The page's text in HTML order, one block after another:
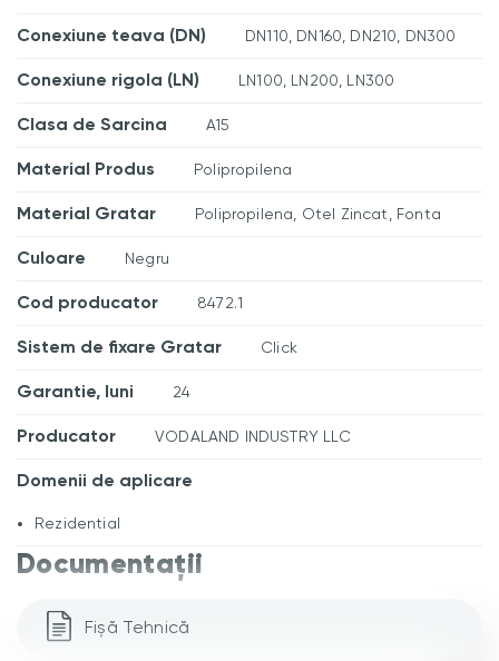
Conexiune teava (DN) DN110, DN160, DN210, DN300
Conexiune rigola (LN) LN100, LN200, LN300
Clasa de Sarcina A15
Material Produs Polipropilena
Material Gratar Polipropilena, Otel Zincat, Fonta
Culoare Negru
Cod producator 8472.1
Sistem de fixare Gratar Click
Garantie, luni 24
Producator VODALAND INDUSTRY LLC
Domenii de aplicare
Rezidential
Documentații
Fișă Tehnică